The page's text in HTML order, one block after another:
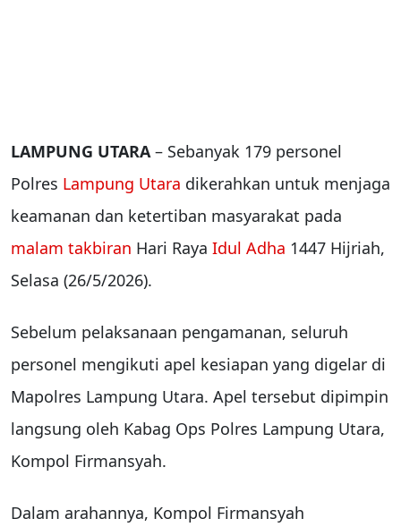
LAMPUNG UTARA– Sebanyak 179 personel
Polres Lampung Utara dikerahkan untuk menjaga
keamanan dan ketertiban masyarakat pada
malam takbiran Hari Raya Idul Adha 1447 Hijriah,
Selasa (26/5/2026).
Sebelum pelaksanaan pengamanan, seluruh
personel mengikuti apel kesiapan yang digelar di
Mapolres Lampung Utara. Apel tersebut dipimpin
langsung oleh Kabag Ops Polres Lampung Utara,
Kompol Firmansyah.
Dalam arahannya, Kompol Firmansyah